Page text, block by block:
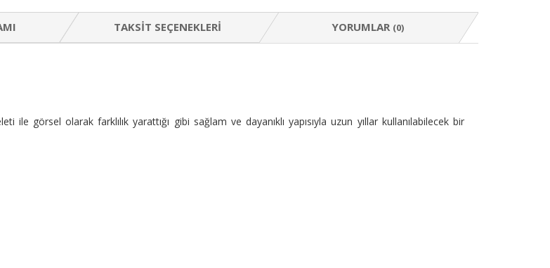
TAKSIT SEÇENEKLERI YORUMLAR (0)
görsel olarak farklılık yarattığı gibi sağlam ve dayanıklı yapısıyla uzun yıllar kullanılabilecek bir